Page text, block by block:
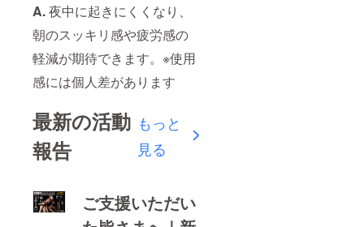
A.夜中に起きにくくなり、
朝のスッキリ感や疲労感の
軽減が期待できます。※使用
感には個人差があります
最新の活動
報告
もっと
見る
ご支援いただい